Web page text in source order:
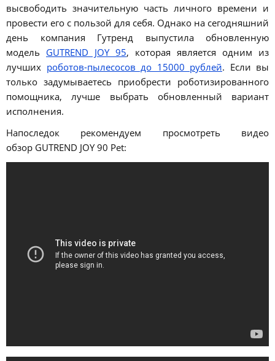
высвободить значительную часть личного времени и
провести его с пользой для себя. Однако на сегодняшний
день компания Гутренд выпустила обновленную
модель GUTREND JOY 95, которая является одним из
лучших роботов-пылесосов до 15000 рублей. Если вы
только задумываетесь приобрести роботизированного
помощника, лучше выбрать обновленный вариант
исполнения.
Напоследок рекомендуем просмотреть видео
обзор GUTREND JOY 90 Pet: